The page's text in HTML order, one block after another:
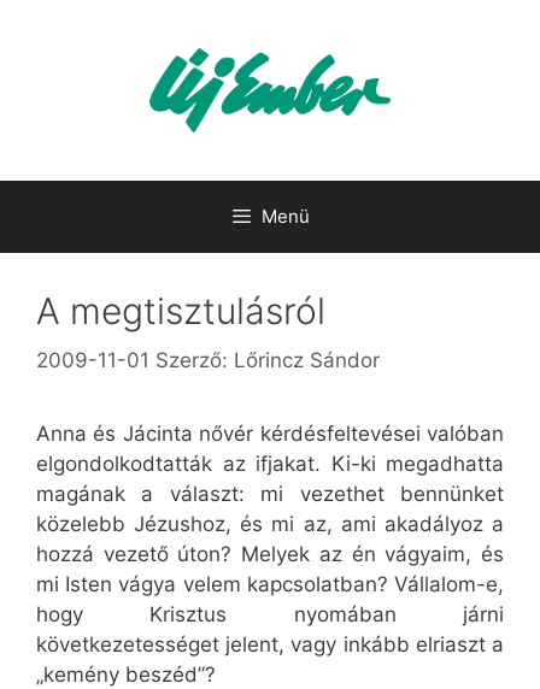
Menü
A megtisztulásról
2009-11-01 Szerző: Lőrincz Sándor
Anna és Jácinta nővér kérdésfeltevései valóban
elgondolkodtatták az ifjakat. Ki-ki megadhatta
magának a választ: mi vezethet bennünket
közelebb Jézushoz, és mi az, ami akadályoz a
hozzá vezető úton? Melyek az én vágyaim, és
mi Isten vágya velem kapcsolatban? Vállalom-e,
hogy Krisztus nyomában járni
következetességet jelent, vagy inkább elriaszt a
„kemény beszéd”?